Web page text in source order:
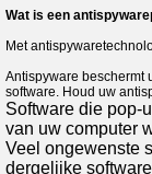
Wat is een
Met
Antispyware beschermt
software. Houd uw
Software die pop-
van uw computer
Veel ongewenste
dergelijke